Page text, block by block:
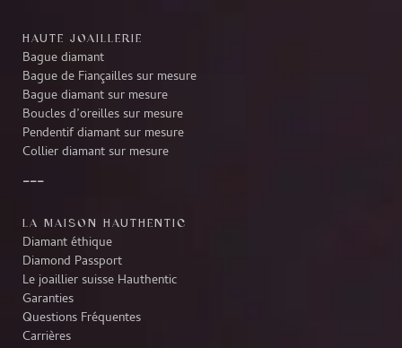
HAUTE JOAILLERIE
Bague diamant
Bague de Fiançailles sur mesure
Bague diamant sur mesure
Boucles d’oreilles sur mesure
Pendentif diamant sur mesure
Collier diamant sur mesure
LA MAISON HAUTHENTIC
Diamant éthique
Diamond Passport
Le joaillier suisse Hauthentic
Garanties
Questions Fréquentes
Carrières